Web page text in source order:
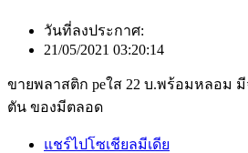
วันที่ลงประกาศ:
21/05/2021 03:20:14
ขายพลาสติก peใส 22 บ.พร้อมหลอม
ตัน ของมีตลอด
แชร์ไปโซเชียลมีเดีย